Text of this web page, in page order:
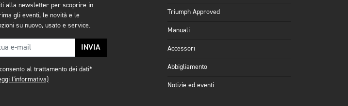
alla newsletter per scoprire in
gli eventi, le novità e le
su nuovo, usato e service.
INVIA
al trattamento dei dati*
l'informativa)
Triumph Approved
Manuali
Accessori
Abbigliamento
Notizie ed eventi